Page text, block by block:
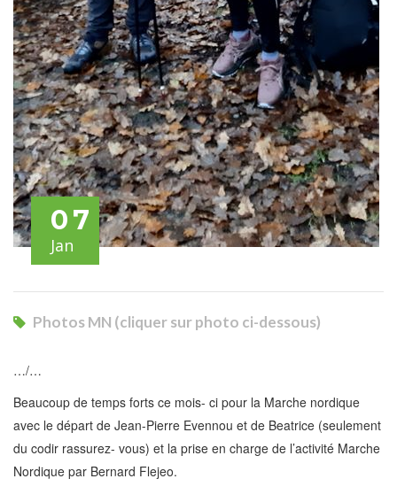
07
Jan
Photos MN (cliquer sur photo ci-dessous)
…/…
Beaucoup de temps forts ce mois- ci pour la Marche nordique
avec le départ de Jean-Pierre Evennou et de Beatrice (seulement
du codir rassurez- vous) et la prise en charge de l’activité Marche
Nordique par Bernard Flejeo.